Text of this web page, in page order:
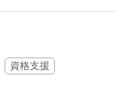
資格支援